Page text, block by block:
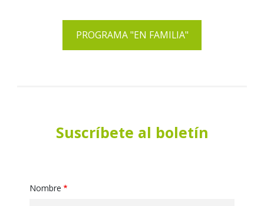
PROGRAMA "EN FAMILIA"
Suscríbete al boletín